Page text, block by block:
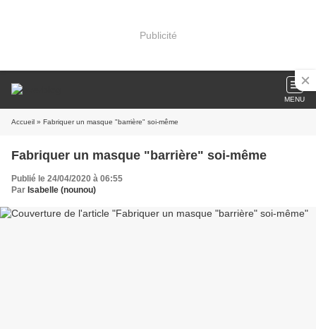
Publicité
MENU
Accueil » Fabriquer un masque "barrière" soi-même
Fabriquer un masque "barrière" soi-même
Publié le 24/04/2020 à 06:55
Par Isabelle (nounou)